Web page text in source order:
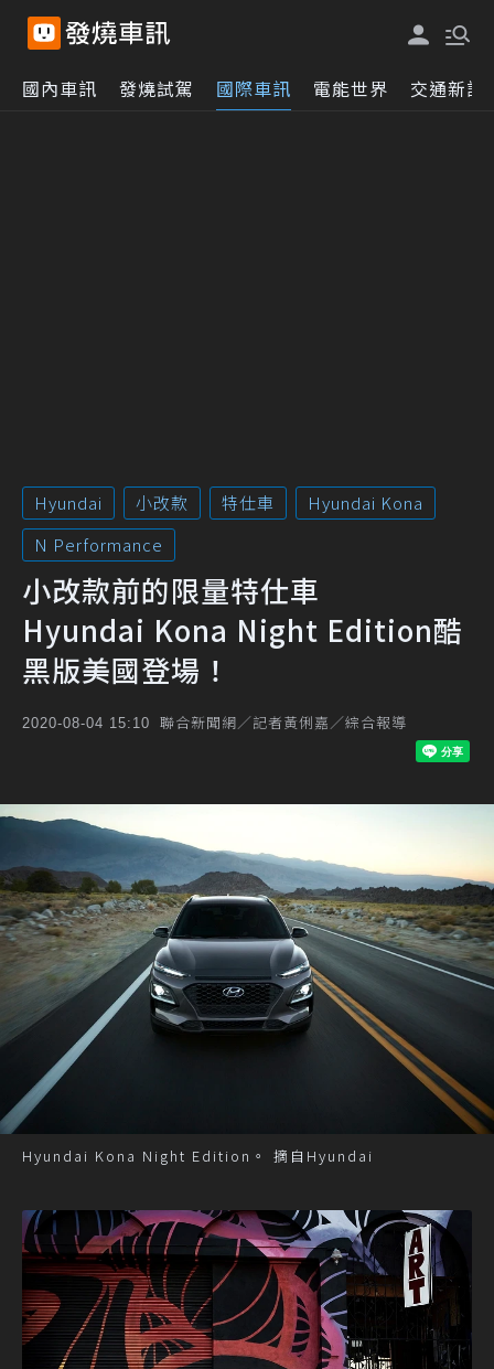
國內車訊 發燒試駕 國際車訊 電能世界 交通新訊
Hyundai 小改款 特仕車
Hyundai Kona
N Performance
小改款前的限量特仕車
Hyundai Kona Night Edition酷
黑版美國登場！
2020-08-04 15:10 聯合新聞網／記者黃俐嘉／綜合報導
Hyundai Kona Night Edition。 摘自Hyundai